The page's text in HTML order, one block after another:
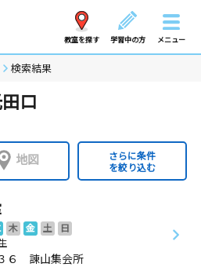
教室を探す 学習中の方 メニュー
検索結果
口
地図
さらに条件
を絞り込む
木 金 土
日
６ 諌山集会所